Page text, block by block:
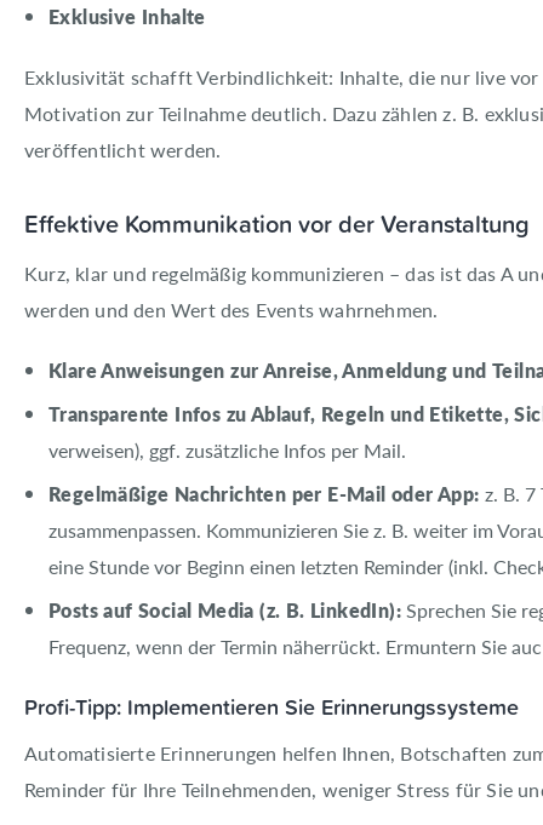
Exklusive Inhalte
Exklusivität schafft Verbindlichkeit: Inhalte, die nur live
Motivation zur Teilnahme deutlich. Dazu zählen z. B.
veröffentlicht werden.
Effektive Kommunikation vor der Veranstaltung
Kurz, klar und regelmäßig kommunizieren – das ist das A
werden und den Wert des Events wahrnehmen.
Klare Anweisungen zur Anreise, Anmeldung und
Transparente Infos zu Ablauf, Regeln und Etikette,
verweisen), ggf. zusätzliche Infos per Mail.
Regelmäßige Nachrichten per E-Mail oder App: z. B.
zusammenpassen. Kommunizieren Sie z. B. weiter im
eine Stunde vor Beginn einen letzten Reminder (inkl.
Posts auf Social Media (z. B. LinkedIn):Sprechen Sie
Frequenz, wenn der Termin näherrückt. Ermuntern Sie
Profi-Tipp: Implementieren Sie Erinnerungssysteme
Automatisierte Erinnerungen helfen Ihnen, Botschaften
Reminder für Ihre Teilnehmenden, weniger Stress für Sie